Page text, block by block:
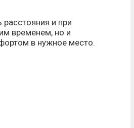
и при
временем, но и
в нужное место.